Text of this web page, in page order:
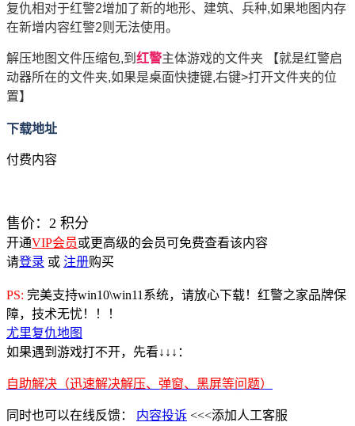
复仇相对于红警2增加了新的地形、建筑、兵种,如果地图内存
在新增内容红警2则无法使用。
解压地图文件压缩包,到 红警主体游戏的文件夹 【就是红警启
动器所在的文件夹,如果是桌面快捷键,右键>打开文件夹的位
置】
下载地址
付费内容
售价： 2 积分
开通VIP会员或更高级的会员可免费查看该内容
请登录 或 注册购买
PS: 完美支持win10\win11系统，请放心下载！红警之家品牌保
障，技术无忧！！！
尤里复仇地图
如果遇到游戏打不开，先看↓↓↓：
自助解决（迅速解决解压、弹窗、黑屏等问题）
同时也可以在线反馈： 内容投诉 <<<添加人工客服